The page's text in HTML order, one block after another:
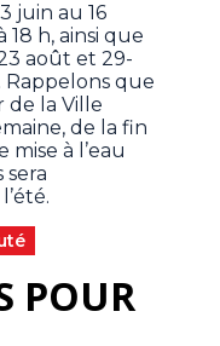
juin au 16
18 h, ainsi que
août et 29-
Rappelons que
de la Ville
de la fin
mise à l’eau
POUR